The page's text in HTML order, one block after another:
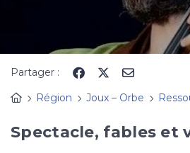
Partager :
Région
Joux – Orbe
Spectacle, fables et